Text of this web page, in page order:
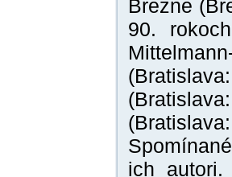
Brezne
90.
ich